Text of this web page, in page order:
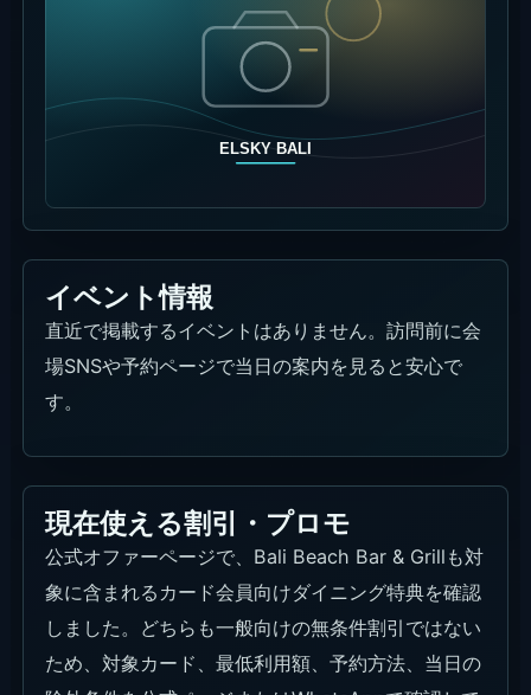
イベント情報
直近で掲載するイベントはありません。訪問前に会
場SNSや予約ページで当日の案内を見ると安心で
す。
現在使える割引・プロモ
公式オファーページで、Bali Beach Bar & Grillも対
象に含まれるカード会員向けダイニング特典を確認
しました。どちらも一般向けの無条件割引ではない
ため、対象カード、最低利用額、予約方法、当日の